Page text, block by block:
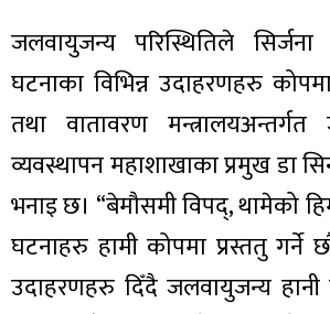
जलवायुजन्य परिस्थितिले
घटनाका विभिन्न उदाहरणहरु
तथा वातावरण मन्त्रालयअन्तर्गत
व्यवस्थापन महाशाखाका प्रमुख डा
भनाइ छ। “बेमौसमी विपद्, थामेको
घटनाहरु हामी कोपमा प्रस्ततु गर्ने
उदाहरणहरु दिँदै जलवायुजन्य हानी